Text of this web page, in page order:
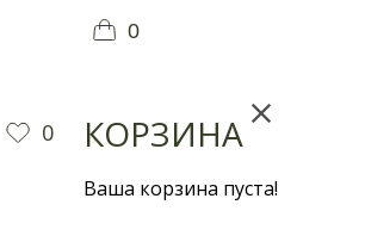
0
0
КОРЗИНА
Ваша корзина пуста!